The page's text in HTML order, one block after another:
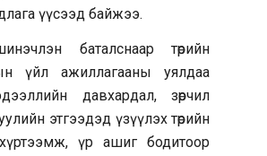
үүсээд байжээ.
баталснаар төрийн
үйл ажиллагааны уялдаа
давхардал, зөрчил
этгээдэд үзүүлэх төрийн
үр ашиг бодитоор